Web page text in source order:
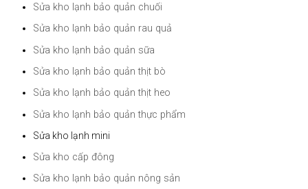
Sửa kho lạnh bảo quản chuối
Sửa kho lạnh bảo quản rau quả
Sửa kho lạnh bảo quản sữa
Sửa kho lạnh bảo quản thịt bò
Sửa kho lạnh bảo quản thịt heo
Sửa kho lạnh bảo quản thực phẩm
Sửa kho lạnh mini
Sửa kho cấp đông
Sửa kho lạnh bảo quản nông sản